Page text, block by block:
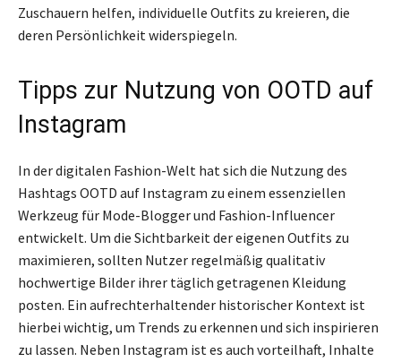
Zuschauern helfen, individuelle Outfits zu kreieren, die
deren Persönlichkeit widerspiegeln.
Tipps zur Nutzung von OOTD auf
Instagram
In der digitalen Fashion-Welt hat sich die Nutzung des
Hashtags OOTD auf Instagram zu einem essenziellen
Werkzeug für Mode-Blogger und Fashion-Influencer
entwickelt. Um die Sichtbarkeit der eigenen Outfits zu
maximieren, sollten Nutzer regelmäßig qualitativ
hochwertige Bilder ihrer täglich getragenen Kleidung
posten. Ein aufrechterhaltender historischer Kontext ist
hierbei wichtig, um Trends zu erkennen und sich inspirieren
zu lassen. Neben Instagram ist es auch vorteilhaft, Inhalte